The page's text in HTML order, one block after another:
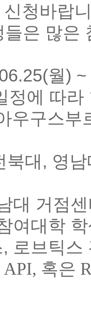
신청바랍
은 많은
월)
라 한
우구스부
북대, 영
대 거점
여대학
로브틱스
혹은